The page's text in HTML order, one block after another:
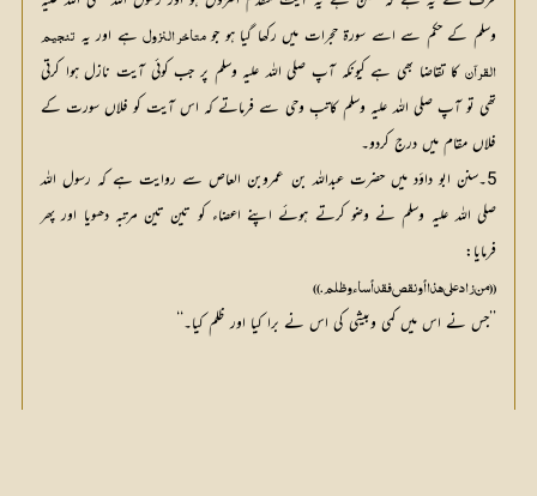
وسلم کے حکم سے اسے سورۃ حجرات میں رکھا گیا ہو جو متاخر النزول ہے اور یہ
القرآن
فلاں مقام میں درج کردو۔
5۔سنن ابو داؤد میں حضرت عبداللہ بن عمروبن العاص سے روایت ہے کہ رسول اللہ
صلی اللہ علیہ وسلم نے وضو کرتے ہوئے اپنے اعضاء کو تین تین مرتبہ دھویا اور پھر
فرمایا:
((من زاد على هذا أو نقص فقد أساء وظلم.))
’’جس نے اس میں کمی وبیشی کی اس نے برا کیا اور ظلم کیا۔‘‘